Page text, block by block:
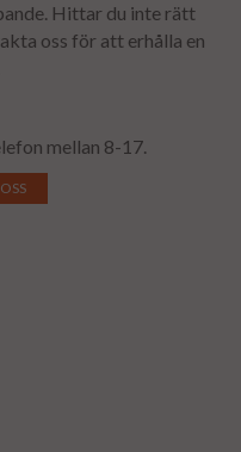
Hittar du inte rätt
oss för att erhålla en
mellan 8-17.